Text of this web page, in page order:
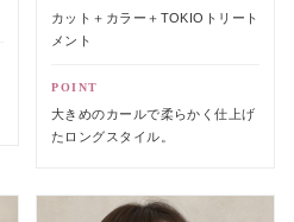
カット＋カラー＋TOKIOトリート
メント
POINT
大きめのカールで柔らかく仕上げ
たロングスタイル。